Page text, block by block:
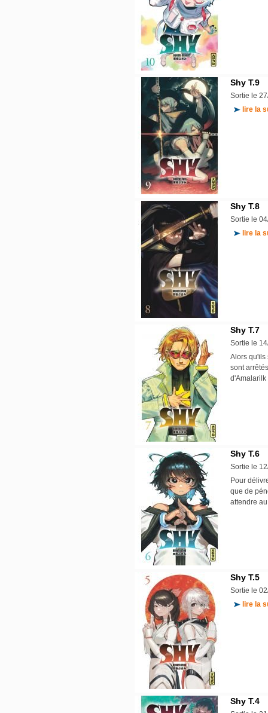
Shy T.9
Sortie le
lire la
Shy T.8
Sortie le
lire la
Shy T.7
Sortie le
Alors qu'ils
sont
Shy T.6
Sortie le
Pour
que de
attendre
Shy T.5
Sortie le
lire la
Shy T.4